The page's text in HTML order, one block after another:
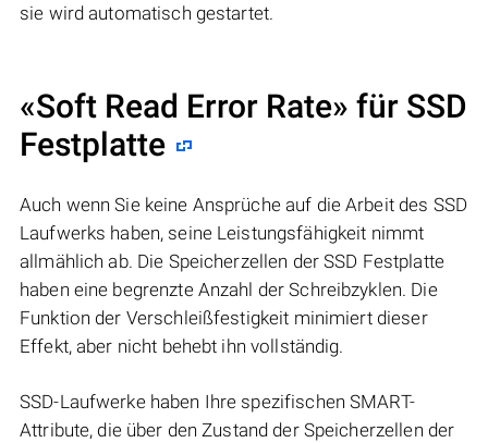
sie wird automatisch gestartet.
«Soft Read Error Rate» für SSD
Festplatte
Auch wenn Sie keine Ansprüche auf die Arbeit des SSD
Laufwerks haben, seine Leistungsfähigkeit nimmt
allmählich ab. Die Speicherzellen der SSD Festplatte
haben eine begrenzte Anzahl der Schreibzyklen. Die
Funktion der Verschleißfestigkeit minimiert dieser
Effekt, aber nicht behebt ihn vollständig.
SSD-Laufwerke haben Ihre spezifischen SMART-
Attribute, die über den Zustand der Speicherzellen der